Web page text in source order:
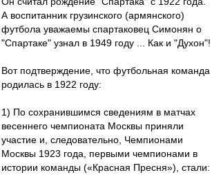
А воспитанник грузинского (армянского)
футбола уважаемы спартаковец Симонян о
"Спартаке" узнал в 1949 году ... Как и "Духон"!
Вот подтверждение, что футбольная команда
родилась в 1922 году:
1) По сохранившимся сведениям в матчах
весеннего чемпионата Москвы приняли
участие и, следовательно, Чемпионами
Москвы 1923 года, первыми чемпионами в
истории команды («Красная Пресня»), стали: